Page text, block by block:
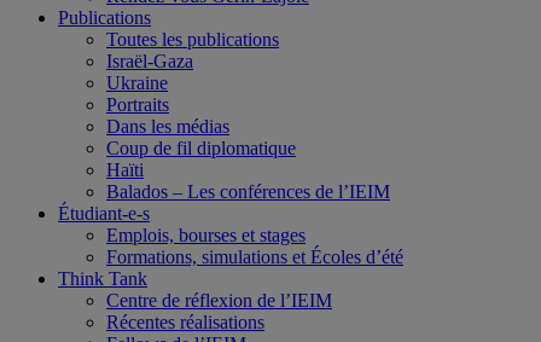
Publications
Toutes les publications
Israël-Gaza
Ukraine
Portraits
Dans les médias
Coup de fil diplomatique
Haïti
Balados – Les conférences de l’IEIM
Étudiant-e-s
Emplois, bourses et stages
Formations, simulations et Écoles d’été
Think Tank
Centre de réflexion de l’IEIM
Récentes réalisations